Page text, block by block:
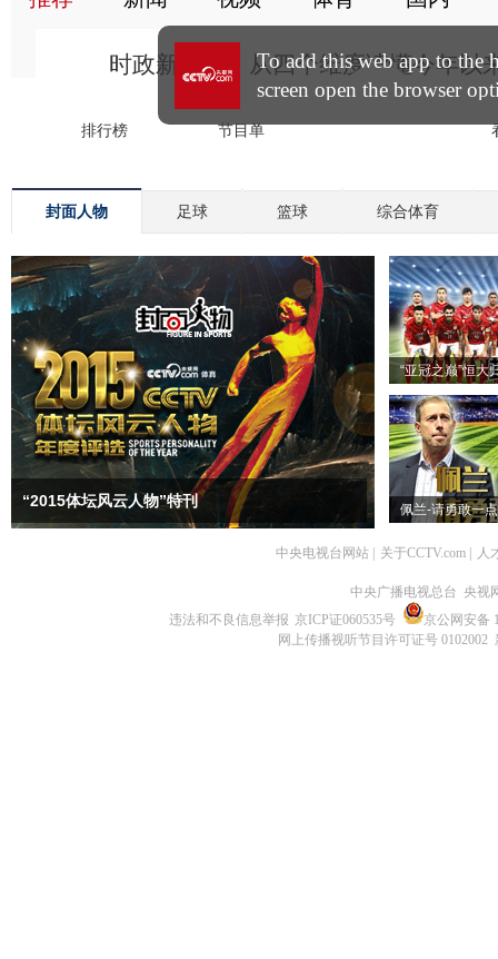
封面人物 足球 篮球 综合体育
“2015体坛风云人物”特刊
“亚冠之巅”恒大
佩兰-请勇敢一点
中央电视台网站 关于CCTV.com 人
中央广播电视总台 央视
违法和不良信息举报 京ICP证060535号
京公网安备
网上传播视听节目许可证号 0102002